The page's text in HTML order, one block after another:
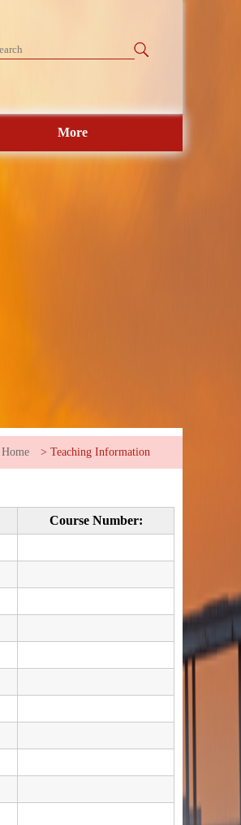
More
Home > Teaching Information
Course Number: